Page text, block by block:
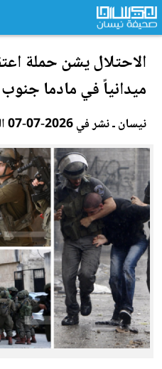
الاحتلال يشن حملة
ميدانياً في مادما
نيسان ـ نشر في 2026-07-07 الساعة 10:37